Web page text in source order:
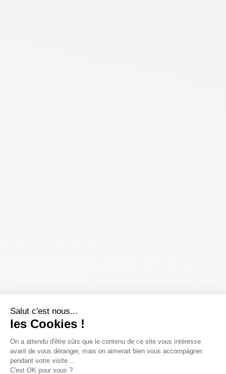
Salut c'est nous...
les Cookies !
On a attendu d'être sûrs que le contenu de ce site vous intéresse
avant de vous déranger, mais on aimerait bien vous accompagner
pendant votre visite...
C'est OK pour vous ?